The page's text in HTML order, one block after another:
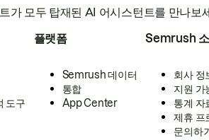
가 모두 탑재된 AI 어시스턴트를 만나보
도구
플랫폼
Semrush 데이터
통합
App Center
Semrush
회사 정
지원 가
통계 자
제휴 프
문의하